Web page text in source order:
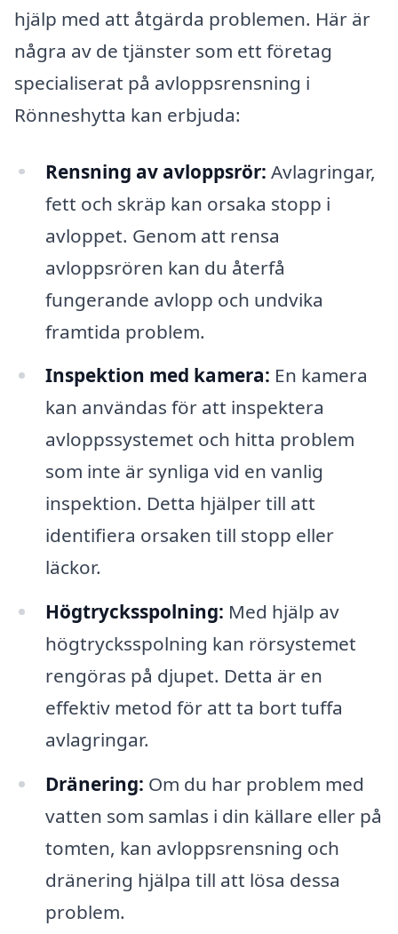
hjälp med att åtgärda problemen. Här är
några av de tjänster som ett företag
specialiserat på avloppsrensning i
Rönneshytta kan erbjuda:
Rensning av avloppsrör: Avlagringar,
fett och skräp kan orsaka stopp i
avloppet. Genom att rensa
avloppsrören kan du återfå
fungerande avlopp och undvika
framtida problem.
Inspektion med kamera: En kamera
kan användas för att inspektera
avloppssystemet och hitta problem
som inte är synliga vid en vanlig
inspektion. Detta hjälper till att
identifiera orsaken till stopp eller
läckor.
Högtrycksspolning: Med hjälp av
högtrycksspolning kan rörsystemet
rengöras på djupet. Detta är en
effektiv metod för att ta bort tuffa
avlagringar.
Dränering: Om du har problem med
vatten som samlas i din källare eller på
tomten, kan avloppsrensning och
dränering hjälpa till att lösa dessa
problem.